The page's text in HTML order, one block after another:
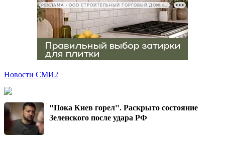
РЕКЛАМА • ООО СТРОИТЕЛЬНЫЙ ТОРГОВЫЙ ДОМ «ПЕТРОВИЧ», ИНН 7802348846
Новости СМИ2
"Пока Киев горел". Раскрыто состояние
Зеленского после удара РФ